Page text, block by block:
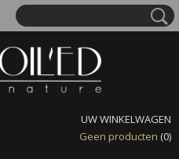
UW WINKELWAGEN
Geen producten (0)